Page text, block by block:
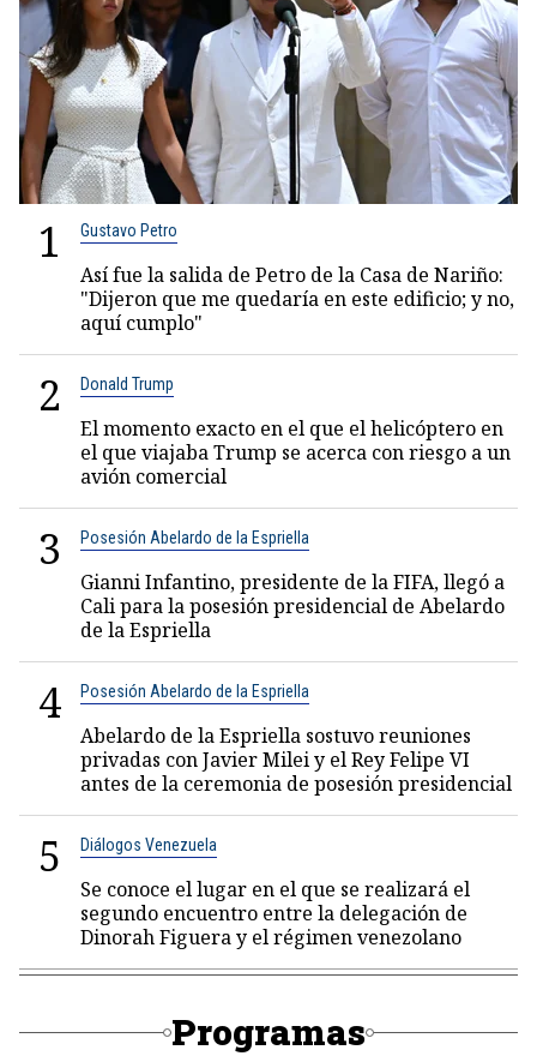
1 Gustavo Petro
Así fue la salida de Petro de la Casa de Nariño:
"Dijeron que me quedaría en este edificio; y no,
aquí cumplo"
2 Donald Trump
El momento exacto en el que el helicóptero en
el que viajaba Trump se acerca con riesgo a un
avión comercial
3 Posesión Abelardo de la Espriella
Gianni Infantino, presidente de la FIFA, llegó a
Cali para la posesión presidencial de Abelardo
de la Espriella
4 Posesión Abelardo de la Espriella
Abelardo de la Espriella sostuvo reuniones
privadas con Javier Milei y el Rey Felipe VI
antes de la ceremonia de posesión presidencial
5 Diálogos Venezuela
Se conoce el lugar en el que se realizará el
segundo encuentro entre la delegación de
Dinorah Figuera y el régimen venezolano
Programas